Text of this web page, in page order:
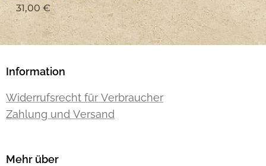
31,00€
Information
Widerrufsrecht für Verbraucher
Zahlung und Versand
Mehr über